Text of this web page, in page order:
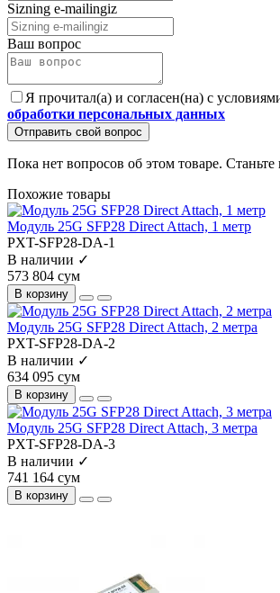
Sizning e-mailingiz
Ваш вопрос
Я прочитал(а) и согласен(на) с
обработки персональных данных
Отправить свой вопрос
Пока нет вопросов об этом товаре.
Похожие товары
Модуль 25G SFP28 Direct Attach, 1 метр
PXT-SFP28-DA-1
В наличии ✓
573 804 сум
В корзину
Модуль 25G SFP28 Direct Attach, 2 метра
PXT-SFP28-DA-2
В наличии ✓
634 095 сум
В корзину
Модуль 25G SFP28 Direct Attach, 3 метра
PXT-SFP28-DA-3
В наличии ✓
741 164 сум
В корзину